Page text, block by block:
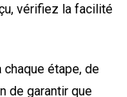
vérifiez la facilité
étape, de
de garantir que